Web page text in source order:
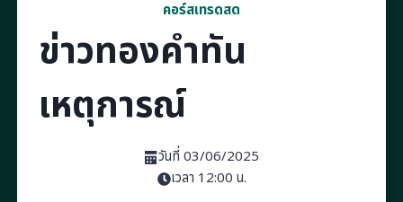
คอร์สเทรดสด
ข่าวทองคำทัน
เหตุการณ์
วันที่ 03/06/2025
เวลา 12:00 น.